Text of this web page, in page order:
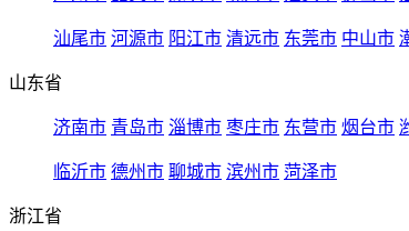
汕尾市 河源市 阳江市 清远市 东莞市 中山市
山东省
济南市 青岛市 淄博市 枣庄市 东营市 烟台市
临沂市 德州市 聊城市 滨州市 菏泽市
浙江省